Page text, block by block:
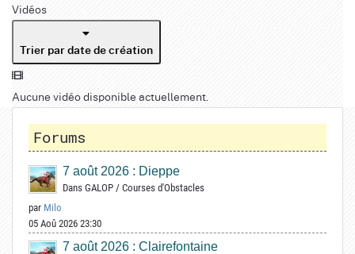
Vidéos
Trier par date de création
Aucune vidéo disponible actuellement.
Forums
7 août 2026 : Dieppe
Dans GALOP / Courses d'Obstacles
par Milo
05 Aoû 2026 23:30
7 août 2026 : Clairefontaine